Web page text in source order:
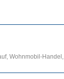
Wohnmobil-Handel,